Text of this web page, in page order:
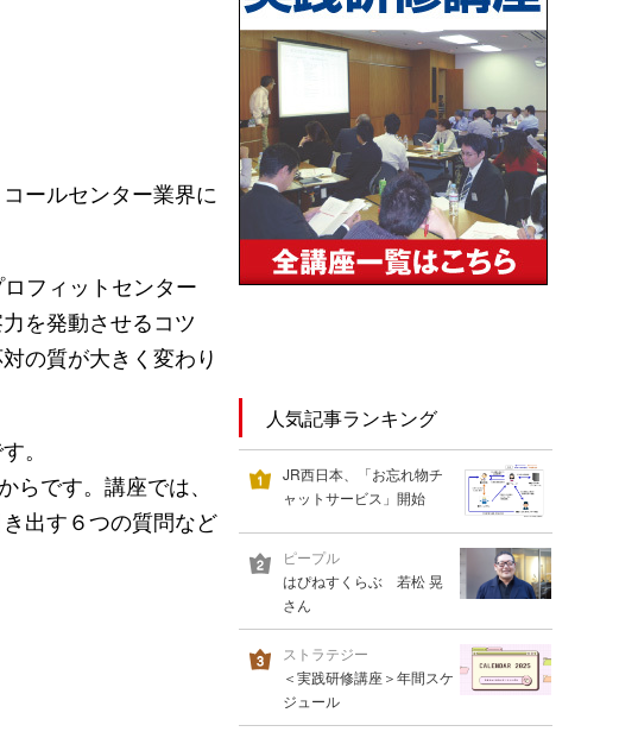
ールセンター業界に
フィットセンター
を発動させるコツ
の質が大きく変わり
。
です。講座では、
出す６つの質問など
人気記事ランキング
JR西日本、「お忘れ物チ
ャットサービス」開始
ピープル
はぴねすくらぶ 若松 晃
さん
ストラテジー
＜実践研修講座＞年間スケ
ジュール